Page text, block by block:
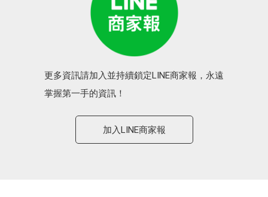
更多資訊請加入並持續鎖定LINE商家報，永遠
掌握第一手的資訊！
加入LINE商家報